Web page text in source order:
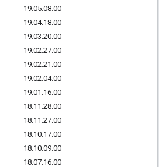
19.05.08.00
19.04.18.00
19.03.20.00
19.02.27.00
19.02.21 .00
19.02.04.00
19.01 .16.00
18.11 .28.00
18.11 .27.00
18.10.17.00
18.10.09.00
18.07.16.00